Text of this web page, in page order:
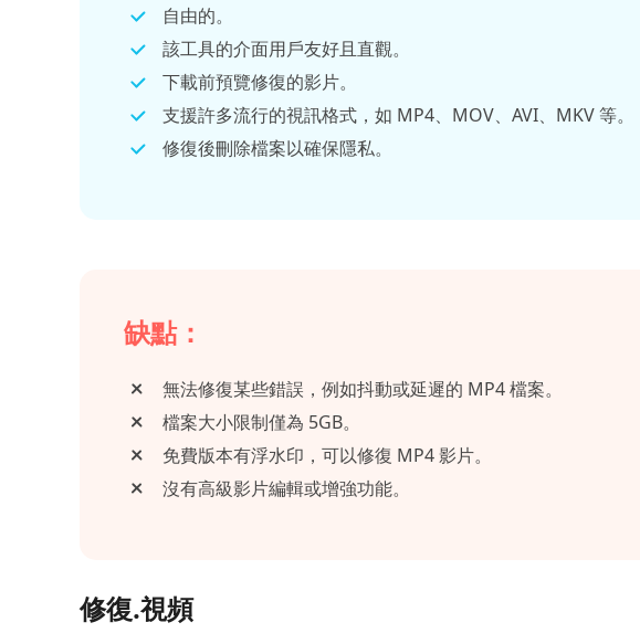
自由的。
該工具的介面用戶友好且直觀。
下載前預覽修復的影片。
支援許多流行的視訊格式，如 MP4、MOV、AVI、MKV 等。
修復後刪除檔案以確保隱私。
缺點：
無法修復某些錯誤，例如抖動或延遲的 MP4 檔案。
檔案大小限制僅為 5GB。
免費版本有浮水印，可以修復 MP4 影片。
沒有高級影片編輯或增強功能。
修復.視頻